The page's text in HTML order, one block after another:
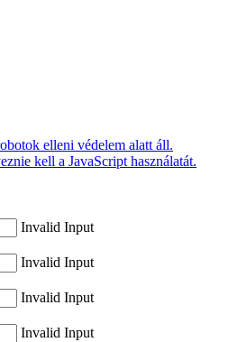
elleni védelem alatt áll.
kell a JavaScript használatát.
Invalid Input
Invalid Input
Invalid Input
Invalid Input